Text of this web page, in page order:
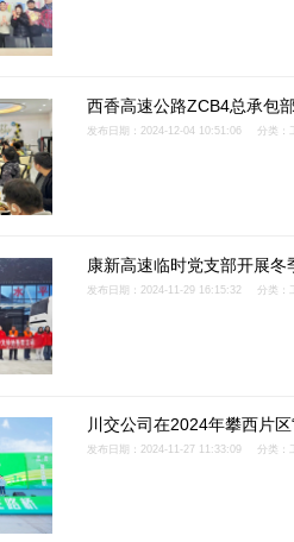
西香高速公路ZCB4总承包
发布日期：2024-12-04 10:51:06 分类：
康新高速临时党支部开展冬
发布日期：2024-11-29 16:15:32 分类：
川交公司在2024年攀西片
发布日期：2024-11-27 11:33:09 分类：